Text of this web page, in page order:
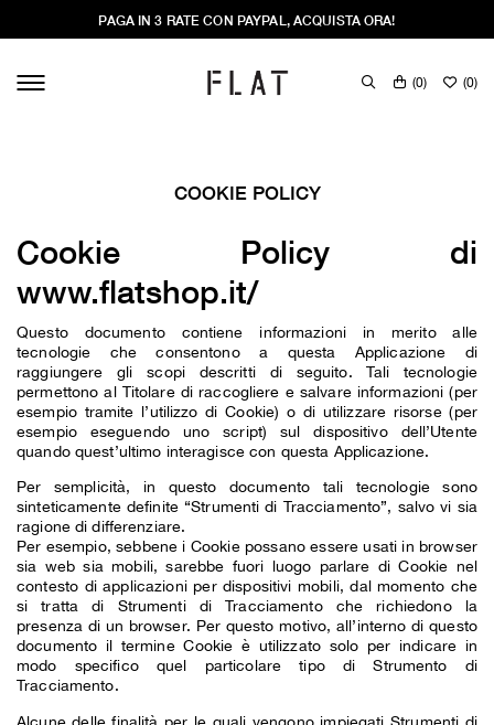
PAGA IN 3 RATE CON PAYPAL, ACQUISTA ORA!
(0) (0)
COOKIE POLICY
Cookie Policy di
www.flatshop.it/
Questo documento contiene informazioni in merito alle
tecnologie che consentono a questa Applicazione di
raggiungere gli scopi descritti di seguito. Tali tecnologie
permettono al Titolare di raccogliere e salvare informazioni (per
esempio tramite l’utilizzo di Cookie) o di utilizzare risorse (per
esempio eseguendo uno script) sul dispositivo dell’Utente
quando quest’ultimo interagisce con questa Applicazione.
Per semplicità, in questo documento tali tecnologie sono
sinteticamente definite “Strumenti di Tracciamento”, salvo vi sia
ragione di differenziare.
Per esempio, sebbene i Cookie possano essere usati in browser
sia web sia mobili, sarebbe fuori luogo parlare di Cookie nel
contesto di applicazioni per dispositivi mobili, dal momento che
si tratta di Strumenti di Tracciamento che richiedono la
presenza di un browser. Per questo motivo, all’interno di questo
documento il termine Cookie è utilizzato solo per indicare in
modo specifico quel particolare tipo di Strumento di
Tracciamento.
Alcune delle finalità per le quali vengono impiegati Strumenti di